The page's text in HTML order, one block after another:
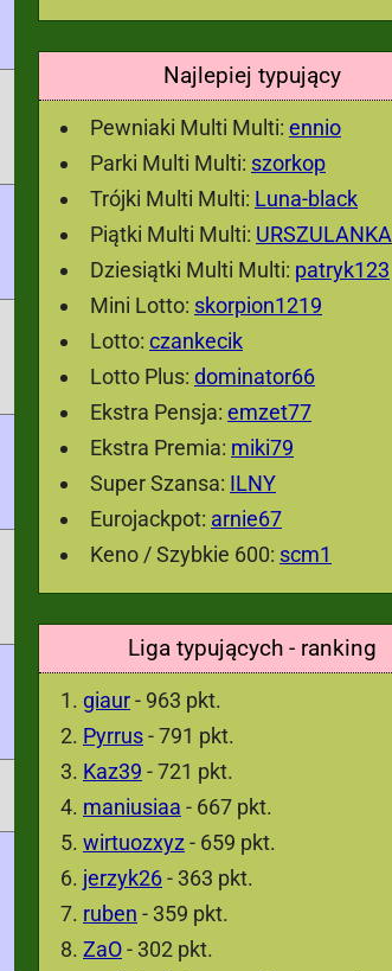
Najlepiej typujący
Pewniaki Multi Multi: ennio
Parki Multi Multi: szorkop
Trójki Multi Multi: Luna-black
Piątki Multi Multi: URSZULANKA
Dziesiątki Multi Multi: patryk123
Mini Lotto: skorpion1219
Lotto: czankecik
Lotto Plus: dominator66
Ekstra Pensja: emzet77
Ekstra Premia: miki79
Super Szansa: ILNY
Eurojackpot: arnie67
Keno / Szybkie 600: scm1
Liga typujących - ranking
giaur- 963 pkt.
Pyrrus- 791 pkt.
Kaz39 - 721 pkt.
maniusiaa - 667 pkt.
wirtuozxyz - 659 pkt.
jerzyk26- 363 pkt.
ruben - 359 pkt.
ZaO- 302 pkt.